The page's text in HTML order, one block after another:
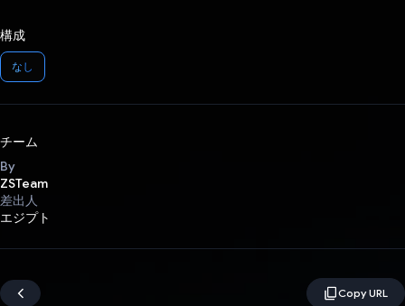
構成
なし
チーム
By
ZSTeam
差出人
エジプト